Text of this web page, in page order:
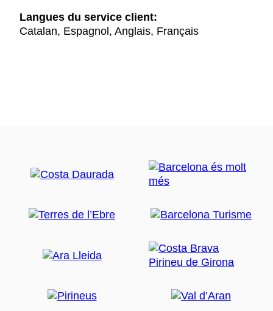
Langues du service client:
Catalan, Espagnol, Anglais, Français